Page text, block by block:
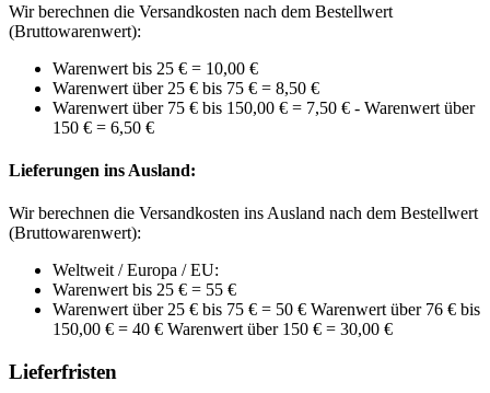
Wir berechnen die Versandkosten nach dem Bestellwert
(Bruttowarenwert):
Warenwert bis 25 € = 10,00 €
Warenwert über 25 € bis 75 € = 8,50 €
Warenwert über 75 € bis 150,00 € = 7,50 € - Warenwert über
150 € = 6,50 €
Lieferungen ins Ausland:
Wir berechnen die Versandkosten ins Ausland nach dem Bestellwert
(Bruttowarenwert):
Weltweit / Europa / EU:
Warenwert bis 25 € = 55 €
Warenwert über 25 € bis 75 € = 50 € Warenwert über 76 € bis
150,00 € = 40 € Warenwert über 150 € = 30,00 €
Lieferfristen